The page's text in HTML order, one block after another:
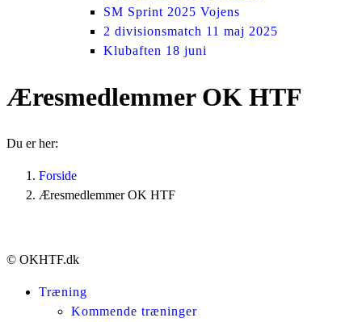
SM Sprint 2025 Vojens
2 divisionsmatch 11 maj 2025
Klubaften 18 juni
Æresmedlemmer OK HTF
Du er her:
Forside
Æresmedlemmer OK HTF
© OKHTF.dk
Træning
Kommende træninger